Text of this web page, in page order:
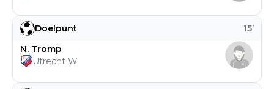
Doelpunt 15’
N. Tromp
Utrecht W